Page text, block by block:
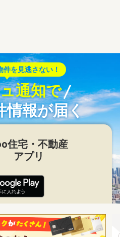
件を見逃さない！
通知で
情報が届く
住宅・不動産
アプリ